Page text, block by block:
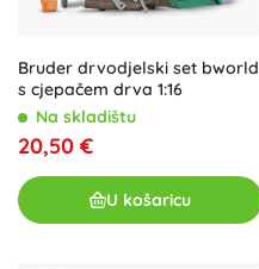
Bruder drvodjelski set bworld
s cjepačem drva 1:16
Na skladištu
20,50 €
U košaricu